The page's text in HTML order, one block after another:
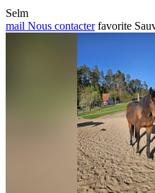
Selm
mail Nous contacter favorite